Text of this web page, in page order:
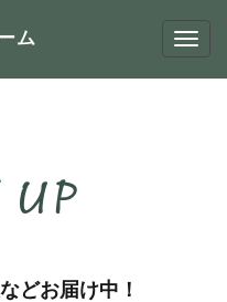
ム
どお届け中！